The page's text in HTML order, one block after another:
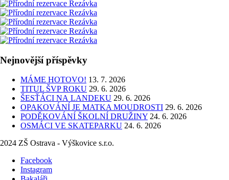
Nejnovější příspěvky
MÁME HOTOVO! 13. 7. 2026
TITUL ŠVP ROKU 29. 6. 2026
ŠESŤÁCI NA LANDEKU 29. 6. 2026
OPAKOVÁNÍ JE MATKA MOUDROSTI 29. 6. 2026
PODĚKOVÁNÍ ŠKOLNÍ DRUŽINY 24. 6. 2026
OSMÁCI VE SKATEPARKU 24. 6. 2026
2024 ZŠ Ostrava - Výškovice s.r.o.
Facebook
Instagram